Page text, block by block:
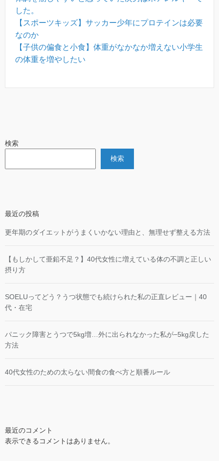
した。
【スポーツキッズ】サッカー少年にプロテインは必要
なのか
【子供の偏食と小食】体重がなかなか増えない小学生
の体重を増やしたい
検索
検索
最近の投稿
更年期のダイエットがうまくいかない理由と、無理せず整える方法
【もしかして亜鉛不足？】40代女性に増えている体の不調と正しい
摂り方
SOELUってどう？うつ状態でも続けられた私の正直レビュー｜40
代・在宅
パニック障害とうつで5kg増…外に出られなかった私が−5kg戻した
方法
40代女性のための太らない間食の食べ方と順番ルール
最近のコメント
表示できるコメントはありません。